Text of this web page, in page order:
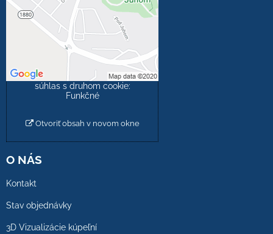
Prajete si načítať externý
obsah?
Povoliť tentokrát
Povoliť a zapamätať -
súhlas s druhom cookie:
Funkčné
Otvoriť obsah v novom okne
O NÁS
Kontakt
Stav objednávky
3D Vizualizácie kúpeľní